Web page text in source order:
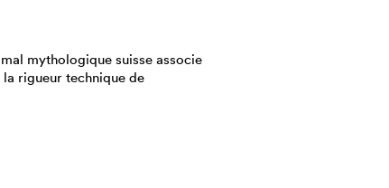
mythologique suisse associe
rigueur technique de